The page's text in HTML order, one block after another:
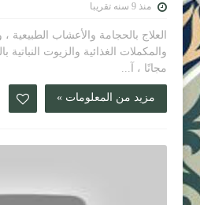
منذ 9 سنه تقريبا
العلاج بالحجامة والأعشاب الطبيعية
والمكملات الغذائية والزيوت
مجانًا ، آ...
مزيد من المعلومات »